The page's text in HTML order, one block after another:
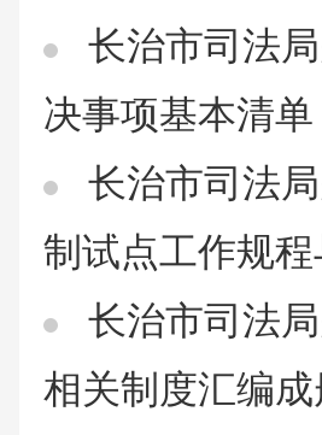
长治市司法
决事项基本清
长治市司法
制试点工作规
长治市司法
相关制度汇编